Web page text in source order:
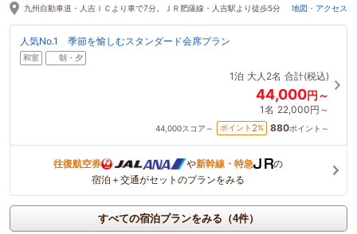
九州自動車道・人吉ＩＣより車で7分。ＪＲ肥薩線・人吉駅より徒歩5分 地図・アクセス
人気No.1 季節を愉しむスタンダード会席プラン
和室 朝・夕
1泊 大人2名 合計(税込)
44,000円～
1名 22,000円～
44,000スコア～ ポイント 2% 880ポイント～
往復航空券 や新幹線・特急
の
宿泊＋交通がセットのプランをみる
すべての宿泊プランをみる（4件）